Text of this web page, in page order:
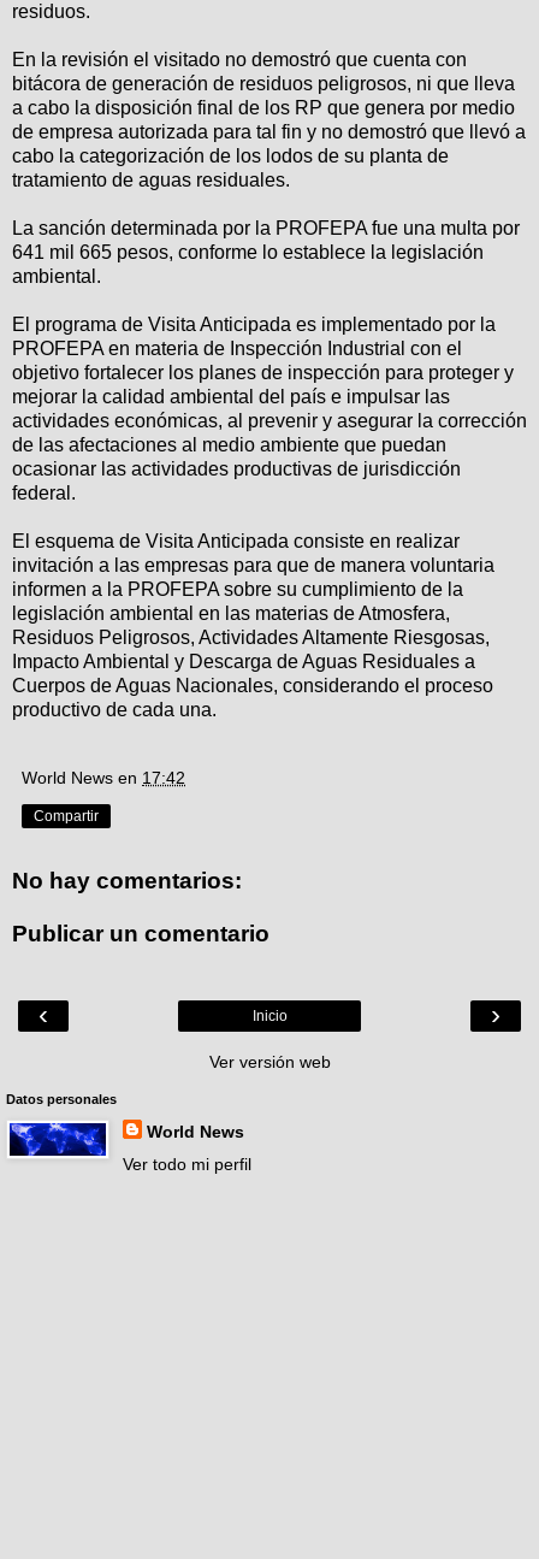
residuos.
En la revisión el visitado no demostró que cuenta con
bitácora de generación de residuos peligrosos, ni que lleva
a cabo la disposición final de los RP que genera por medio
de empresa autorizada para tal fin y no demostró que llevó a
cabo la categorización de los lodos de su planta de
tratamiento de aguas residuales.
La sanción determinada por la PROFEPA fue una multa por
641 mil 665 pesos, conforme lo establece la legislación
ambiental.
El programa de Visita Anticipada es implementado por la
PROFEPA en materia de Inspección Industrial con el
objetivo fortalecer los planes de inspección para proteger y
mejorar la calidad ambiental del país e impulsar las
actividades económicas, al prevenir y asegurar la corrección
de las afectaciones al medio ambiente que puedan
ocasionar las actividades productivas de jurisdicción
federal.
El esquema de Visita Anticipada consiste en realizar
invitación a las empresas para que de manera voluntaria
informen a la PROFEPA sobre su cumplimiento de la
legislación ambiental en las materias de Atmosfera,
Residuos Peligrosos, Actividades Altamente Riesgosas,
Impacto Ambiental y Descarga de Aguas Residuales a
Cuerpos de Aguas Nacionales, considerando el proceso
productivo de cada una.
World News en 17:42
Compartir
No hay comentarios:
Publicar un comentario
‹ ›
Inicio
Ver versión web
Datos personales
World News
Ver todo mi perfil